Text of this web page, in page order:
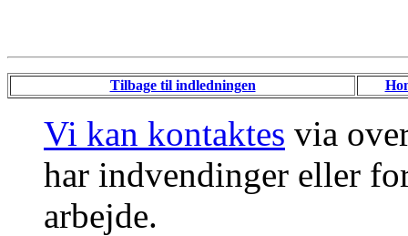
Tilbage til indledningen
Vi kan kontaktes via
har indvendinger eller
arbejde.